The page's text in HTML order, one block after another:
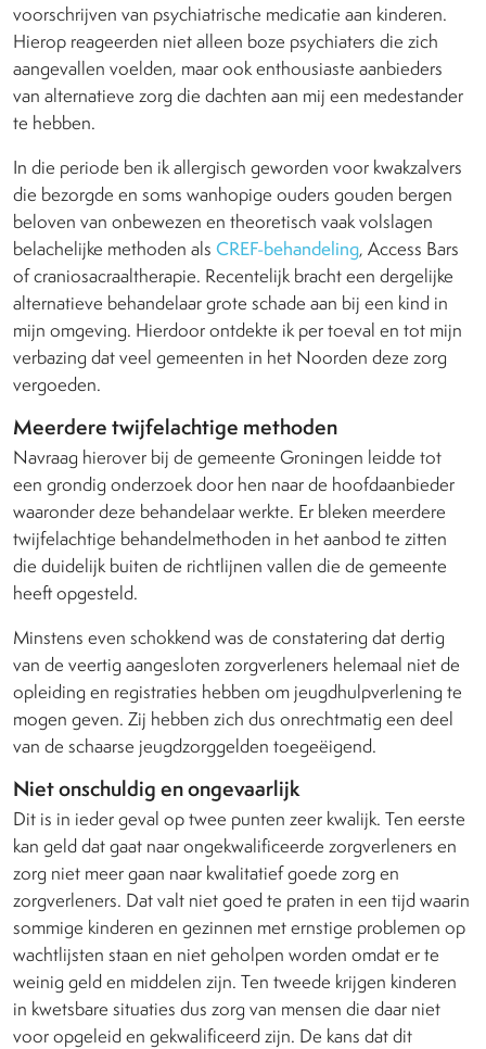
voorschrijven van psychiatrische medicatie aan kinderen.
Hierop reageerden niet alleen boze psychiaters die zich
aangevallen voelden, maar ook enthousiaste aanbieders
van alternatieve zorg die dachten aan mij een medestander
te hebben.
In die periode ben ik allergisch geworden voor kwakzalvers
die bezorgde en soms wanhopige ouders gouden bergen
beloven van onbewezen en theoretisch vaak volslagen
belachelijke methoden als CREF-behandeling, Access Bars
of craniosacraaltherapie. Recentelijk bracht een dergelijke
alternatieve behandelaar grote schade aan bij een kind in
mijn omgeving. Hierdoor ontdekte ik per toeval en tot mijn
verbazing dat veel gemeenten in het Noorden deze zorg
vergoeden.
Meerdere twijfelachtige methoden
Navraag hierover bij de gemeente Groningen leidde tot
een grondig onderzoek door hen naar de hoofdaanbieder
waaronder deze behandelaar werkte. Er bleken meerdere
twijfelachtige behandelmethoden in het aanbod te zitten
die duidelijk buiten de richtlijnen vallen die de gemeente
heeft opgesteld.
Minstens even schokkend was de constatering dat dertig
van de veertig aangesloten zorgverleners helemaal niet de
opleiding en registraties hebben om jeugdhulpverlening te
mogen geven. Zij hebben zich dus onrechtmatig een deel
van de schaarse jeugdzorggelden toegeëigend.
Niet onschuldig en ongevaarlijk
Dit is in ieder geval op twee punten zeer kwalijk. Ten eerste
kan geld dat gaat naar ongekwalificeerde zorgverleners en
zorg niet meer gaan naar kwalitatief goede zorg en
zorgverleners. Dat valt niet goed te praten in een tijd waarin
sommige kinderen en gezinnen met ernstige problemen op
wachtlijsten staan en niet geholpen worden omdat er te
weinig geld en middelen zijn. Ten tweede krijgen kinderen
in kwetsbare situaties dus zorg van mensen die daar niet
voor opgeleid en gekwalificeerd zijn. De kans dat dit